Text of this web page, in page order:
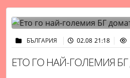
БЪЛГАРИЯ 02.08 21:18
ЕТО ГО НАЙ-ГОЛЕМИЯ